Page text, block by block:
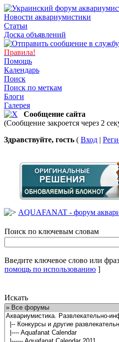
Новости аквариумистики
Статьи
Доска объявлений
Правила!
Помощь
Календарь
Поиск
Поиск по меткам
Блоги
Галерея
Сообщение сайта
(Сообщение закроется через 2
Здравствуйте, гость ( Вход |
AQUAFANAT - форум
Поиск по ключевым словам
Введите ключевое слово или
помощь по использованию ]
Искать